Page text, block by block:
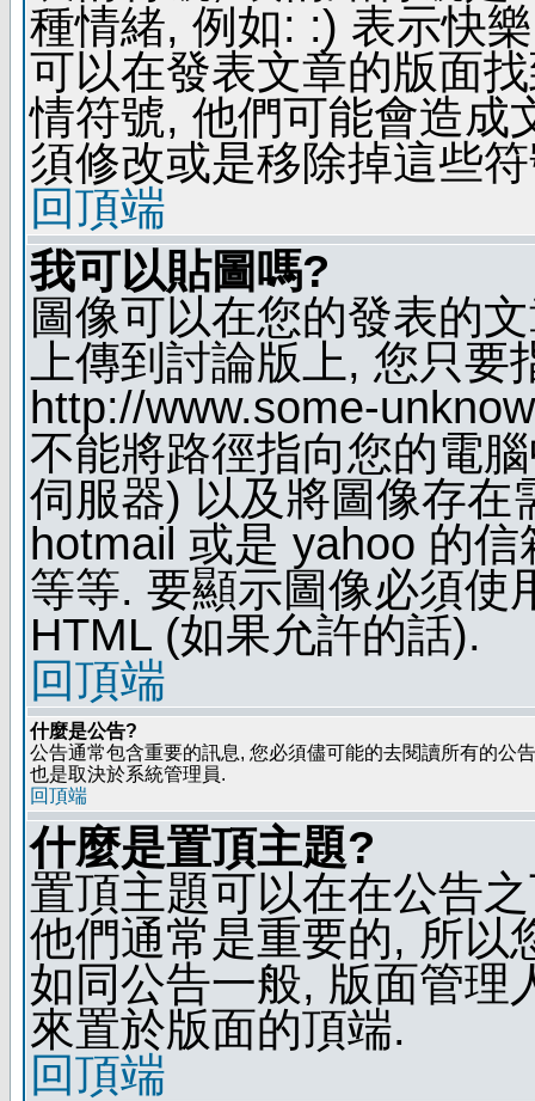
種情緒, 例如: :) 表示快
可以在發表文章的版面
情符號, 他們可能會造成
須修改或是移除掉這些
回頂端
我可以貼圖嗎?
圖像可以在您的發表的
上傳到討論版上, 您只
http://www.some-
不能將路徑指向您的電
伺服器) 以及將圖像存在
hotmail 或是 yahoo 的
等等. 要顯示圖像必須使
HTML (如果允許的話).
回頂端
什麼是公告?
公告通常包含重要的訊息, 您必須儘可能的去閱讀所有的公
也是取決於系統管理員.
回頂端
什麼是置頂主題?
置頂主題可以在在公告
他們通常是重要的, 所以
如同公告一般, 版面管理
來置於版面的頂端.
回頂端